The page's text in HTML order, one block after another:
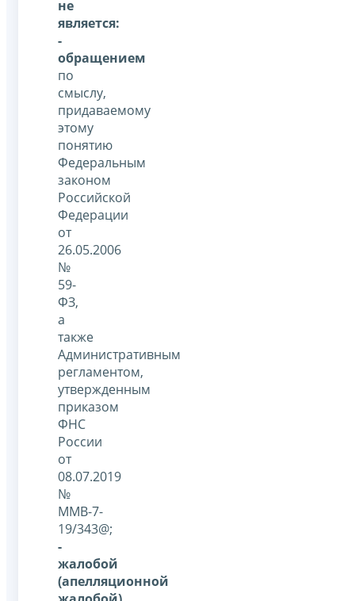
не
является:
-
обращением
по
смыслу,
придаваемому
этому
понятию
Федеральным
законом
Российской
Федерации
от
26.05.2006
№
59-
ФЗ,
а
также
Административным
регламентом,
утвержденным
приказом
ФНС
России
от
08.07.2019
№
ММВ-7-
19/343@;
-
жалобой
(апелляционной